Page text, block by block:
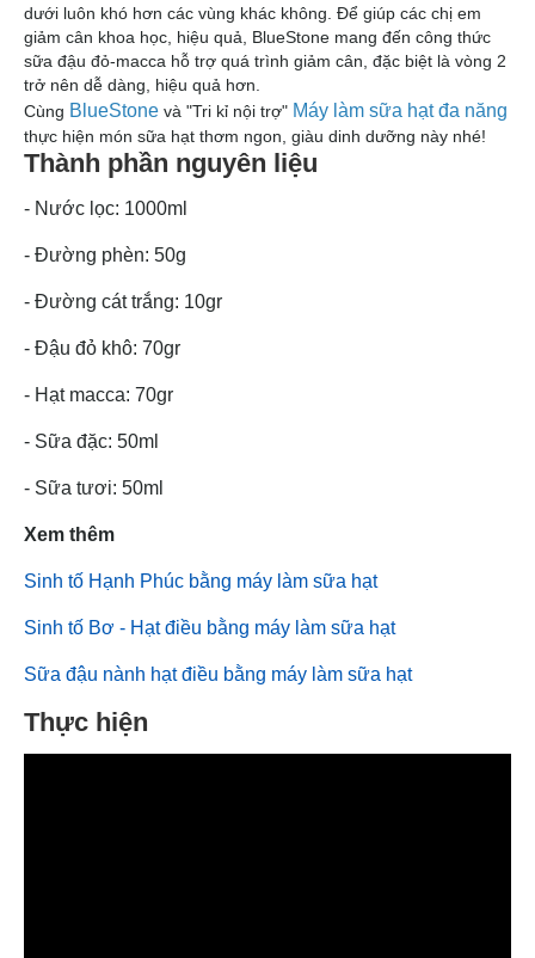
dưới luôn khó hơn các vùng khác không. Để giúp các chị em
giảm cân khoa học, hiệu quả, BlueStone mang đến công thức
sữa đậu đỏ-macca hỗ trợ quá trình giảm cân, đặc biệt là vòng 2
trở nên dễ dàng, hiệu quả hơn.
Cùng BlueStone và "Tri kỉ nội trợ" Máy làm sữa hạt đa năng
thực hiện món sữa hạt thơm ngon, giàu dinh dưỡng này nhé!
Thành phần nguyên liệu
- Nước lọc: 1000ml
- Đường phèn: 50g
- Đường cát trắng: 10gr
- Đậu đỏ khô: 70gr
- Hạt macca: 70gr
- Sữa đặc: 50ml
- Sữa tươi: 50ml
Xem thêm
Sinh tố Hạnh Phúc bằng máy làm sữa hạt
Sinh tố Bơ - Hạt điều bằng máy làm sữa hạt
Sữa đậu nành hạt điều bằng máy làm sữa hạt
Thực hiện